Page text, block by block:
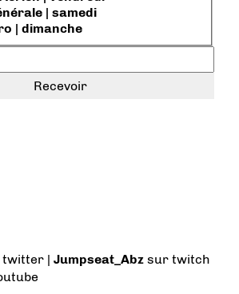
| samedi
| dimanche
twitter |Jumpseat_Abz sur twitch